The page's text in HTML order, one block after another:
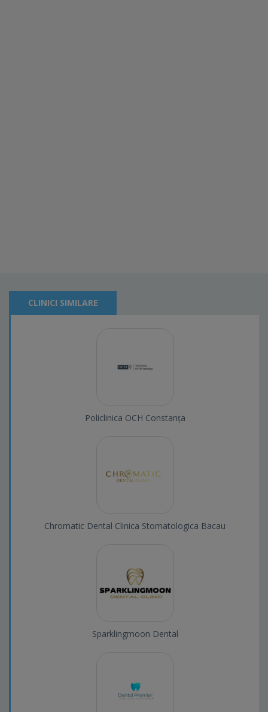
CLINICI SIMILARE
Policlinica OCH Constanța
Chromatic Dental Clinica Stomatologica Bacau
Sparklingmoon Dental